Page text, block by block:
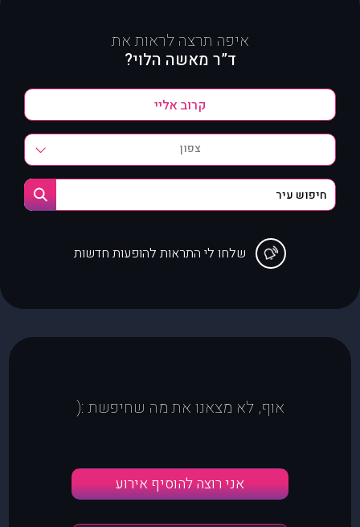
איפה תרצה לראות את
ד”ר מאשה הלוי?
צפון
שלחו לי התראות להופעות חדשות
אוף, לא מצאנו את מה שחיפשת :(
אני רוצה להוסיף אירוע